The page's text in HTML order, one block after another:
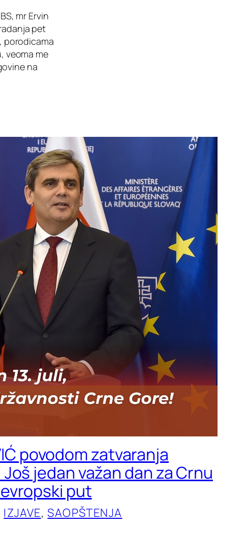
mr Ervin
pet
porodicama
veoma me
na
povodom zatvaranja
jedan važan dan za Crnu
put
IZJAVE, SAOPŠTENJA